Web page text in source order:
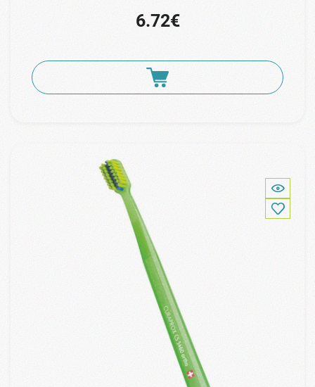
6.72€